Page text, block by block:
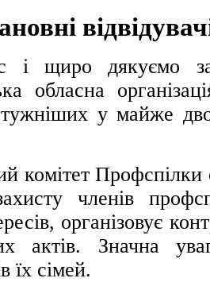
і щиро дякуємо за
обласна
у майже
комітет Профспілки
членів
організовує
актів. Значна
їх сімей.